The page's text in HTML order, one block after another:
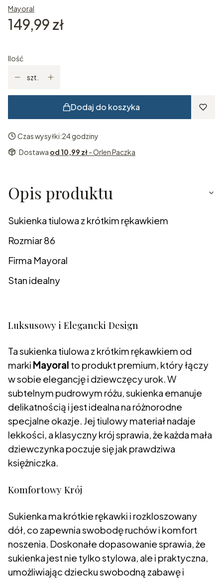
Mayoral
Cena
149,99 zł
Ilość
szt.
Dodaj do koszyka
Czas wysyłki:24 godziny
Dostawa od 10,99 zł- Orlen Paczka
Opis produktu
Sukienka tiulowa z krótkim rękawkiem
Rozmiar 86
Firma Mayoral
Stan idealny
Luksusowy i Elegancki Design
Ta sukienka tiulowa z krótkim rękawkiem od
marki Mayoral to produkt premium, który łączy
w sobie elegancję i dziewczęcy urok. W
subtelnym pudrowym różu, sukienka emanuje
delikatnością i jest idealna na różnorodne
specjalne okazje. Jej tiulowy materiał nadaje
lekkości, a klasyczny krój sprawia, że każda mała
dziewczynka poczuje się jak prawdziwa
księżniczka.
Komfortowy Krój
Sukienka ma krótkie rękawki i rozkloszowany
dół, co zapewnia swobodę ruchów i komfort
noszenia. Doskonałe dopasowanie sprawia, że
sukienka jest nie tylko stylowa, ale i praktyczna,
umożliwiając dziecku swobodną zabawę i